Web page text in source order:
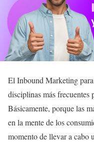
El Inbound Marketing
disciplinas más frecuentes
Básicamente, porque las
en la mente de los
momento de llevar a cabo